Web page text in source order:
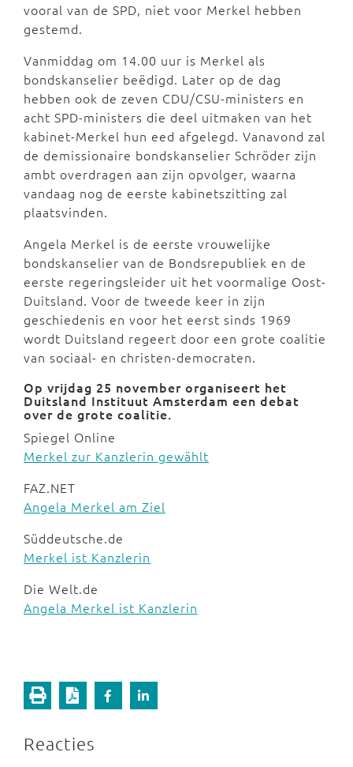
vooral van de SPD, niet voor Merkel hebben
gestemd.
Vanmiddag om 14.00 uur is Merkel als
bondskanselier beëdigd. Later op de dag
hebben ook de zeven CDU/CSU-ministers en
acht SPD-ministers die deel uitmaken van het
kabinet-Merkel hun eed afgelegd. Vanavond zal
de demissionaire bondskanselier Schröder zijn
ambt overdragen aan zijn opvolger, waarna
vandaag nog de eerste kabinetszitting zal
plaatsvinden.
Angela Merkel is de eerste vrouwelijke
bondskanselier van de Bondsrepubliek en de
eerste regeringsleider uit het voormalige Oost-
Duitsland. Voor de tweede keer in zijn
geschiedenis en voor het eerst sinds 1969
wordt Duitsland regeert door een grote coalitie
van sociaal- en christen-democraten.
Op vrijdag 25 november organiseert het
Duitsland Instituut Amsterdam een debat
over de grote coalitie.
Spiegel Online
Merkel zur Kanzlerin gewählt
FAZ.NET
Angela Merkel am Ziel
Süddeutsche.de
Merkel ist Kanzlerin
Die Welt.de
Angela Merkel ist Kanzlerin
Reacties